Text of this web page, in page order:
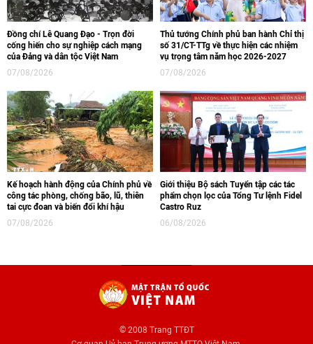
Đồng chí Lê Quang Đạo - Trọn đời
cống hiến cho sự nghiệp cách mạng
của Đảng và dân tộc Việt Nam
07/08/2026
Thủ tướng Chính phủ ban hành Chỉ thị
số 31/CT-TTg về thực hiện các nhiệm
vụ trọng tâm năm học 2026-2027
07/08/2026
Kế hoạch hành động của Chính phủ về
công tác phòng, chống bão, lũ, thiên
tai cực đoan và biến đổi khí hậu
07/08/2026
Giới thiệu Bộ sách Tuyển tập các tác
phẩm chọn lọc của Tổng Tư lệnh Fidel
Castro Ruz
06/08/2026
© 2008 Trang TTĐT